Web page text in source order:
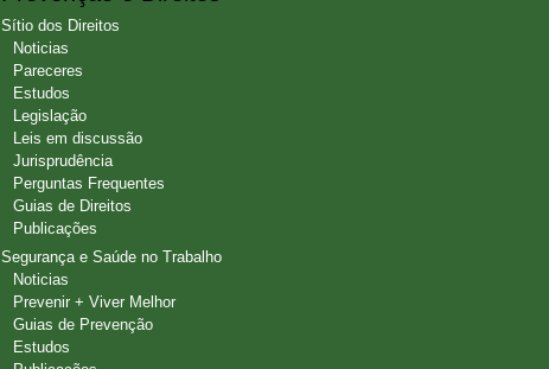
Sítio dos Direitos
Noticias
Pareceres
Estudos
Legislação
Leis em discussão
Jurisprudência
Perguntas Frequentes
Guias de Direitos
Publicações
Segurança e Saúde no Trabalho
Noticias
Prevenir + Viver Melhor
Guias de Prevenção
Estudos